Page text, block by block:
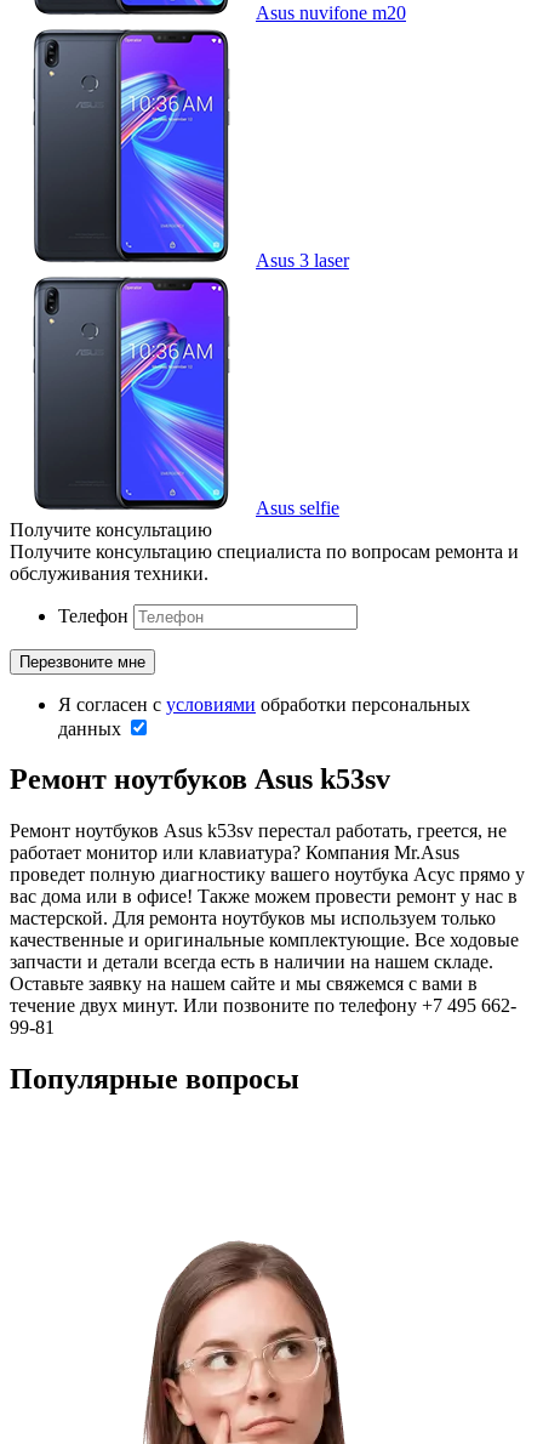
Asus nuvifone m20
Asus 3 laser
Asus selfie
Получите консультацию
Получите консультацию специалиста по вопросам ремонта и
обслуживания техники.
Телефон
Я согласен с условиями обработки персональных
данных
Ремонт ноутбуков Asus k53sv
Ремонт ноутбуков Asus k53sv перестал работать, греется, не
работает монитор или клавиатура? Компания Mr.Asus
проведет полную диагностику вашего ноутбука Асус прямо у
вас дома или в офисе! Также можем провести ремонт у нас в
мастерской. Для ремонта ноутбуков мы используем только
качественные и оригинальные комплектующие. Все ходовые
запчасти и детали всегда есть в наличии на нашем складе.
Оставьте заявку на нашем сайте и мы свяжемся с вами в
течение двух минут. Или позвоните по телефону +7 495 662-
99-81
Популярные вопросы